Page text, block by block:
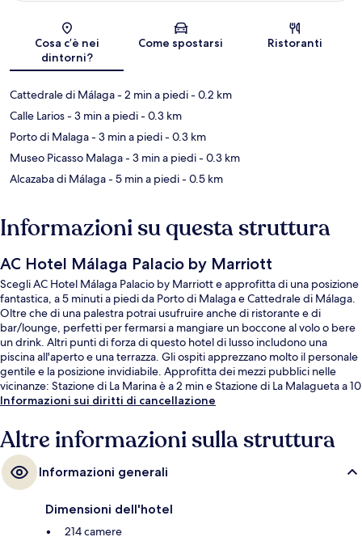
Mappa
Cosa c’è nei
dintorni?
Come spostarsi Ristoranti
Cattedrale di Málaga- 2 min a piedi- 0.2 km
Calle Larios- 3 min a piedi- 0.3 km
Porto di Malaga- 3 min a piedi- 0.3 km
Museo Picasso Malaga- 3 min a piedi- 0.3 km
Alcazaba di Málaga- 5 min a piedi- 0.5 km
Informazioni su questa struttura
AC Hotel Málaga Palacio by Marriott
Scegli AC Hotel Málaga Palacio by Marriott e approfitta di una posizione
fantastica, a 5 minuti a piedi da Porto di Malaga e Cattedrale di Málaga.
Oltre che di una palestra potrai usufruire anche di ristorante e di
bar/lounge, perfetti per fermarsi a mangiare un boccone al volo o bere
un drink. Altri punti di forza di questo hotel di lusso includono una
piscina all'aperto e una terrazza. Gli ospiti apprezzano molto il personale
gentile e la posizione invidiabile. Approfitta dei mezzi pubblici nelle
vicinanze: Stazione di La Marina è a 2 min e Stazione di La Malagueta a 10
min a piedi.
Informazioni sui diritti di cancellazione
Altre informazioni sulla struttura
Informazioni generali
Dimensioni dell'hotel
214 camere